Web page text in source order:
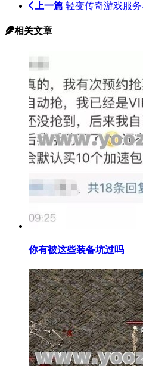
上一篇 轻变传奇游戏服
相关文章
你有被这些装备坑过吗